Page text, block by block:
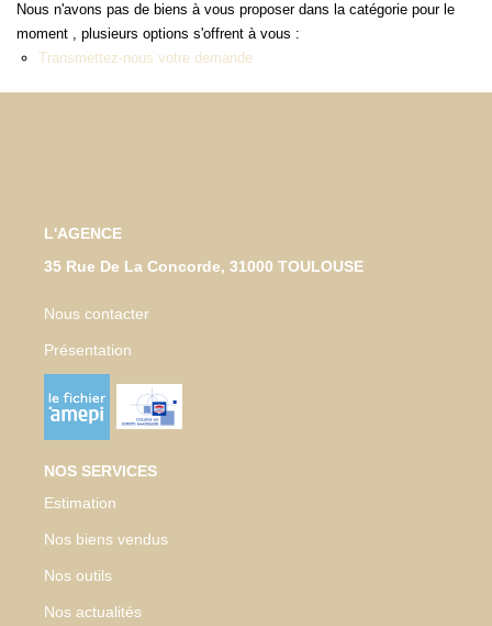
NOTRE AGENCE
EN
Nous n'avons pas de biens à vous proposer dans la catégorie pour le
moment , plusieurs options s'offrent à vous :
Transmettez-nous votre demande
L'AGENCE
35 Rue De La Concorde, 31000 TOULOUSE
Nous contacter
Présentation
NOS SERVICES
Estimation
Nos biens vendus
Nos outils
Nos actualités